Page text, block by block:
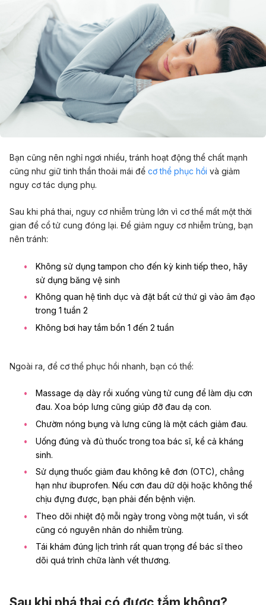
Bạn cũng nên nghỉ ngơi nhiều, tránh hoạt động thể chất mạnh
cũng như giữ tinh thần thoải mái để cơ thể phục hồi và giảm
nguy cơ tác dụng phụ.
Sau khi phá thai, nguy cơ nhiễm trùng lớn vì cơ thể mất một thời
gian để cổ tử cung đóng lại. Để giảm nguy cơ nhiễm trùng, bạn
nên tránh:
Không sử dụng tampon cho đến kỳ kinh tiếp theo, hãy
sử dụng băng vệ sinh
Không quan hệ tình dục và đặt bất cứ thứ gì vào âm đạo
trong 1 tuần 2
Không bơi hay tắm bồn 1 đến 2 tuần
Ngoài ra, để cơ thể phục hồi nhanh, bạn có thể:
Massage dạ dày rồi xuống vùng tử cung để làm dịu cơn
đau. Xoa bóp lưng cũng giúp đỡ đau dạ con.
Chườm nóng bụng và lưng cũng là một cách giảm đau.
Uống đúng và đủ thuốc trong toa bác sĩ, kể cả kháng
sinh.
Sử dụng thuốc giảm đau không kê đơn (OTC), chẳng
hạn như ibuprofen. Nếu cơn đau dữ dội hoặc không thể
chịu đựng được, bạn phải đến bệnh viện.
Theo dõi nhiệt độ mỗi ngày trong vòng một tuần, vì sốt
cũng có nguyên nhân do nhiễm trùng.
Tái khám đúng lịch trình rất quan trọng để bác sĩ theo
dõi quá trình chữa lành vết thương.